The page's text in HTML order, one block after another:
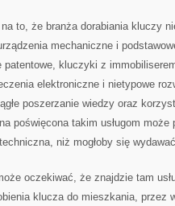
to, że branża dorabiania kluczy
mechaniczne i
kluczyki z
elektroniczne i nietypowe
poszerzanie wiedzy oraz
poświęcona takim usługom może
niż mogłoby się
oczekiwać, że znajdzie tam
klucza do mieszkania, przez